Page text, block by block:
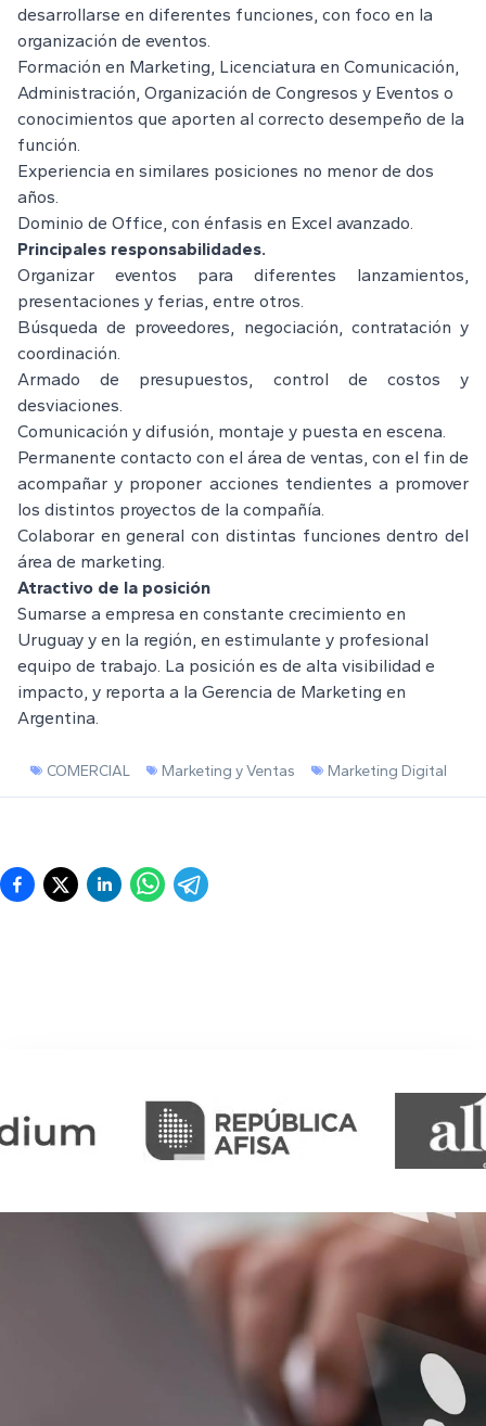
desarrollarse en diferentes funciones, con foco en la
organización de eventos.
Formación en Marketing, Licenciatura en Comunicación,
Administración, Organización de Congresos y Eventos o
conocimientos que aporten al correcto desempeño de la
función.
Experiencia en similares posiciones no menor de dos
años.
Dominio de Office, con énfasis en Excel avanzado.
Principales responsabilidades.
Organizar eventos para diferentes lanzamientos,
presentaciones y ferias, entre otros.
Búsqueda de proveedores, negociación, contratación y
coordinación.
Armado de presupuestos, control de costos y
desviaciones.
Comunicación y difusión, montaje y puesta en escena.
Permanente contacto con el área de ventas, con el fin de
acompañar y proponer acciones tendientes a promover
los distintos proyectos de la compañía.
Colaborar en general con distintas funciones dentro del
área de marketing.
Atractivo de la posición
Sumarse a empresa en constante crecimiento en
Uruguay y en la región, en estimulante y profesional
equipo de trabajo. La posición es de alta visibilidad e
impacto, y reporta a la Gerencia de Marketing en
Argentina.
COMERCIAL Marketing y Ventas Marketing Digital